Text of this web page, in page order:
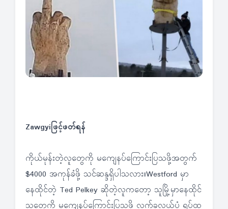
Zawgyiဖြင့်ဖတ်ရန်
ကိုယ်မုန်းတဲ့လူတွေကို မကျေနပ်ကြောင်းပြသဖို့အတွက်
$4000 အကုန်ခံဖို့ သင်ဆန္ဒရှိပါသလား။Westford မှာ
နေထိုင်တဲ့ Ted Pelkey ဆိုတဲ့လူကတော့ သူမြို့မှာနေထိုင်
သူတွေကို မကျေနပ်ကြောင်းပြသဖို့ လက်ခလယ်ပုံ ရုပ်ထု